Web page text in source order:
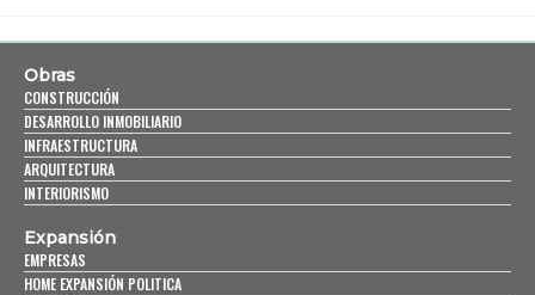
Obras
CONSTRUCCIÓN
DESARROLLO INMOBILIARIO
INFRAESTRUCTURA
ARQUITECTURA
INTERIORISMO
Expansión
EMPRESAS
HOME EXPANSIÓN POLITICA